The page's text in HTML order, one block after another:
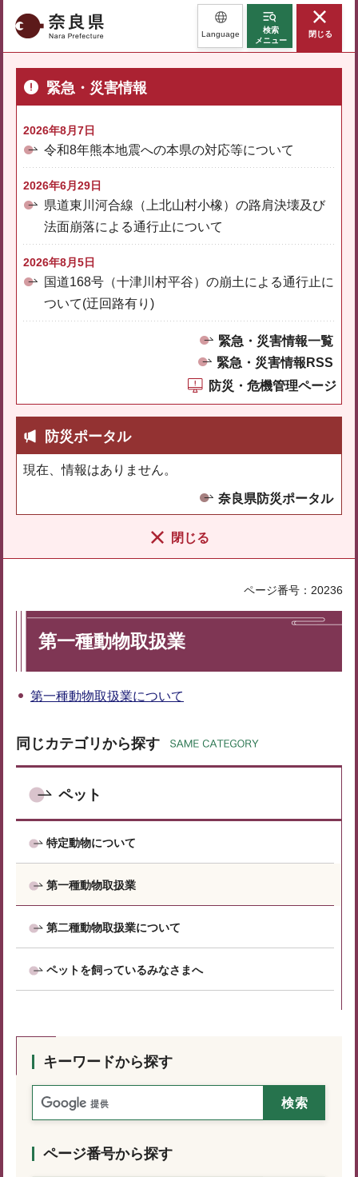
奈良県 Language
検索
メニュー
閉じる
緊急・災害情報
2026年8月7日
令和8年熊本地震への本県の対応等について
2026年6月29日
県道東川河合線（上北山村小橡）の路肩決壊及び
法面崩落による通行止について
2026年8月5日
国道168号（十津川村平谷）の崩土による通行止に
ついて(迂回路有り)
緊急・災害情報一覧
緊急・災害情報RSS
防災・危機管理ページ
防災ポータル
現在、情報はありません。
奈良県防災ポータル
閉じる
ページ番号：20236
第一種動物取扱業
第一種動物取扱業について
同じカテゴリから探す
ペット
特定動物について
第一種動物取扱業
第二種動物取扱業について
ペットを飼っているみなさまへ
キーワードから探す
ページ番号から探す